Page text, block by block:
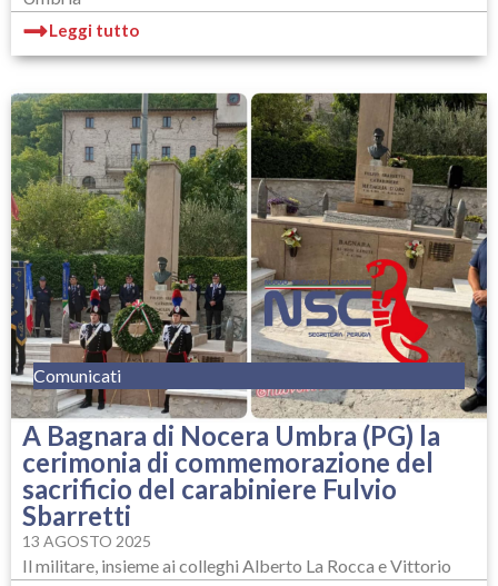
Leggi tutto
Comunicati
A Bagnara di Nocera Umbra (PG) la
cerimonia di commemorazione del
sacrificio del carabiniere Fulvio
Sbarretti
13 AGOSTO 2025
Il militare, insieme ai colleghi Alberto La Rocca e Vittorio